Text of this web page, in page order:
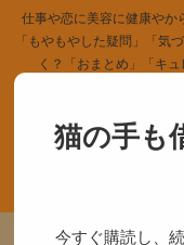
仕事や恋に美容に健康やか
「もやもやした疑問」「気
く？「おまとめ」「キ
ホーム
猫の手も
今すぐ購読し、